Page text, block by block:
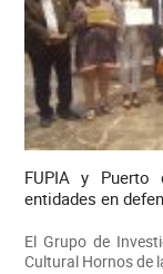
FUPIA y Puerto
entidades en
El Grupo de
Cultural Hornos de